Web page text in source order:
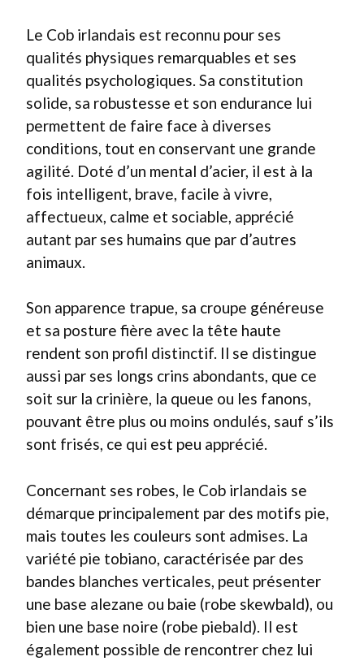
Le Cob irlandais est reconnu pour ses
qualités physiques remarquables et ses
qualités psychologiques. Sa constitution
solide, sa robustesse et son endurance lui
permettent de faire face à diverses
conditions, tout en conservant une grande
agilité. Doté d’un mental d’acier, il est à la
fois intelligent, brave, facile à vivre,
affectueux, calme et sociable, apprécié
autant par ses humains que par d’autres
animaux.
Son apparence trapue, sa croupe généreuse
et sa posture fière avec la tête haute
rendent son profil distinctif. Il se distingue
aussi par ses longs crins abondants, que ce
soit sur la crinière, la queue ou les fanons,
pouvant être plus ou moins ondulés, sauf s’ils
sont frisés, ce qui est peu apprécié.
Concernant ses robes, le Cob irlandais se
démarque principalement par des motifs pie,
mais toutes les couleurs sont admises. La
variété pie tobiano, caractérisée par des
bandes blanches verticales, peut présenter
une base alezane ou baie (robe skewbald), ou
bien une base noire (robe piebald). Il est
également possible de rencontrer chez lui